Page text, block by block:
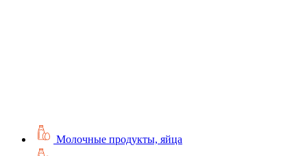
Молочные продукты, яйца